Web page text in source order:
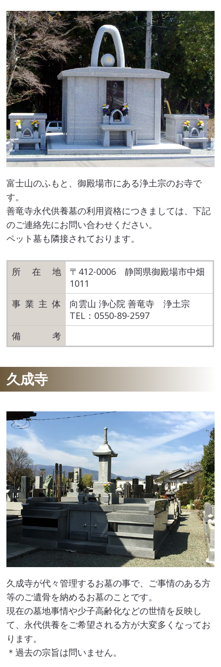
富士山のふもと、御殿場市にある浄土宗のお寺で
す。
善竜寺永代供養墓の利用資格につきましては、下記
のご連絡先にお問い合わせください。
ペット墓も隣接されております。
所在地
〒412-0006 静岡県御殿場市中畑
1011
事業主体
向雲山 浄心院 善竜寺 浄土宗
TEL：0550-89-2597
備考
久成寺
久成寺が代々管理するお墓の事で、ご事情のある方
等のご遺骨を納めるお墓のことです。
現在の墓地事情や少子高齢化などの世情を反映し
て、永代供養をご希望される方が大変多くなってお
ります。
＊過去の宗旨は問いません。